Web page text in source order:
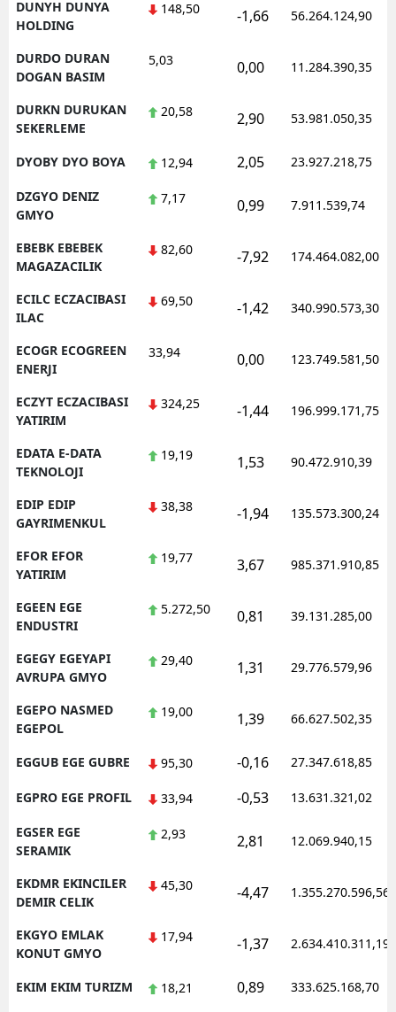
DUNYH DUNYA
HOLDING
148,50 -1,66 56.264.124,90
DURDO DURAN
DOGAN BASIM
5,03 0,00 11.284.390,35
DURKN DURUKAN
SEKERLEME
20,58 2,90 53.981.050,35
DYOBY DYO BOYA 12,94 2,05 23.927.218,75
DZGYO DENIZ
GMYO
7,17 0,99 7.911.539,74
EBEBK EBEBEK
MAGAZACILIK
82,60 -7,92 174.464.082,00
ECILC ECZACIBASI
ILAC
69,50 -1,42 340.990.573,30
ECOGR ECOGREEN
ENERJI
33,94 0,00 123.749.581,50
ECZYT ECZACIBASI
YATIRIM
324,25 -1,44 196.999.171,75
EDATA E-DATA
TEKNOLOJI
19,19 1,53 90.472.910,39
EDIP EDIP
GAYRIMENKUL
38,38 -1,94 135.573.300,24
EFOR EFOR
YATIRIM
19,77 3,67 985.371.910,85
EGEEN EGE
ENDUSTRI
5.272,50 0,81 39.131.285,00
EGEGY EGEYAPI
AVRUPA GMYO
29,40 1,31 29.776.579,96
EGEPO NASMED
EGEPOL
19,00 1,39 66.627.502,35
EGGUB EGE GUBRE 95,30 -0,16 27.347.618,85
EGPRO EGE PROFIL 33,94 -0,53 13.631.321,02
EGSER EGE
SERAMIK
2,93 2,81 12.069.940,15
EKDMR EKINCILER
DEMIR CELIK
45,30 -4,47 1.355.270.596,56
EKGYO EMLAK
KONUT GMYO
17,94 -1,37 2.634.410.311,19
EKIM EKIM TURIZM 18,21 0,89 333.625.168,70